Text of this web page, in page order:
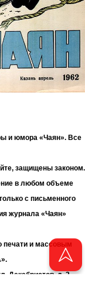
и юмора «Чаян». Все
защищены законом.
в любом объеме
с письменного
журнала «Чаян»
печати и массовым
Декабристов, д. 2